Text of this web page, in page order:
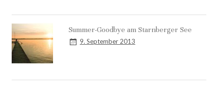
Summer-Goodbye am Starnberger See